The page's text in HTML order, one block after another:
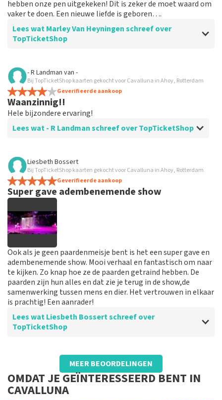
hebben onze pen uitgekeken! Dit is zeker de moet waard om
vaker te doen. Een nieuwe liefde is geboren….
Lees wat Marley Van Heyningen schreef over
TopTicketShop
Beoordeling van Marley Van Heyningen over
Doe wat een ticketsshop moet doen
- R Landman van -
Bij TopTicketShop kaarten gekocht voor Cavalluna in Ahoy, Rotterdam
Geverifieerde aankoop
Waanzinnig!!
Hele bijzondere ervaring!
Lees wat - R Landman schreef over TopTicketShop
Beoordeling van - R Landman over
Prima
Top
Liesbeth Bossert
Bij TopTicketShop kaarten gekocht voor Cavalluna in Ahoy, Rotterdam
Geverifieerde aankoop
Super gave adembenemende show
Ook als je geen paardenmeisje bent is het een super gave en
adembenemende show. Mooi verhaal en fantastisch om naar
te kijken. Zo knap hoe ze de paarden getraind hebben. De
paarden zijn hun alles en dat zie je terug in de show,de
samenwerking tussen mens en dier. Het vertrouwen in elkaar
is prachtig! Een aanrader!
Lees wat Liesbeth Bossert schreef over
TopTicketShop
Beoordeling van Liesbeth Bossert overTopTicketShop
Makkelijk kaarten te bestellen.
Top prijs kwaliteit verhouding!
MEER BEOORDELINGEN
OMDAT JE GEÏNTERESSEERD BENT IN
CAVALLUNA